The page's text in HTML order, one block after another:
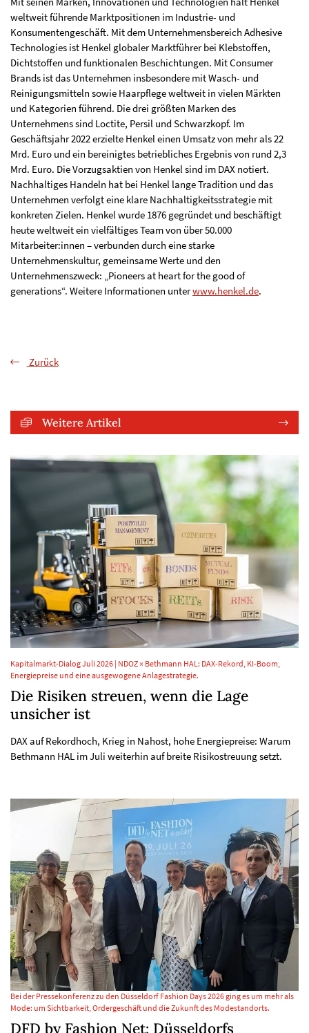
weltweit führende Marktpositionen im Industrie- und
Konsumentengeschäft. Mit dem Unternehmensbereich Adhesive
Technologies ist Henkel globaler Marktführer bei Klebstoffen,
Dichtstoffen und funktionalen Beschichtungen. Mit Consumer
Brands ist das Unternehmen insbesondere mit Wasch- und
Reinigungsmitteln sowie Haarpflege weltweit in vielen Märkten
und Kategorien führend. Die drei größten Marken des
Unternehmens sind Loctite, Persil und Schwarzkopf. Im
Geschäftsjahr 2022 erzielte Henkel einen Umsatz von mehr als 22
Mrd. Euro und ein bereinigtes betriebliches Ergebnis von rund 2,3
Mrd. Euro. Die Vorzugsaktien von Henkel sind im DAX notiert.
Nachhaltiges Handeln hat bei Henkel lange Tradition und das
Unternehmen verfolgt eine klare Nachhaltigkeitsstrategie mit
konkreten Zielen. Henkel wurde 1876 gegründet und beschäftigt
heute weltweit ein vielfältiges Team von über 50.000
Mitarbeiter:innen – verbunden durch eine starke
Unternehmenskultur, gemeinsame Werte und den
Unternehmenszweck: „Pioneers at heart for the good of
generations“. Weitere Informationen unterwww.henkel.de.
Zurück
Weitere Artikel
Kapitalmarkt-Dialog Juli 2026 | NDOZ × Bethmann HAL: DAX-Rekord, KI-Boom,
Energiepreise und eine ausgewogene Anlagestrategie.
Die Risiken streuen, wenn die Lage
unsicher ist
DAX auf Rekordhoch, Krieg in Nahost, hohe Energiepreise: Warum
Bethmann HAL im Juli weiterhin auf breite Risikostreuung setzt.
Bei der Pressekonferenz zu den Düsseldorf Fashion Days 2026 ging es um mehr als
Mode: um Sichtbarkeit, Ordergeschäft und die Zukunft des Modestandorts.
DFD by Fashion Net: Düsseldorfs